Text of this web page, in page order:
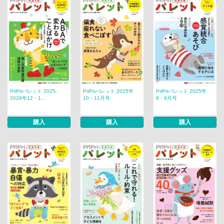
PriPriパレット 2025-
2026年12・1...
購入
PriPriパレット 2025年
10・11月号
購入
PriPriパレット 2025年
8・9月号
購入